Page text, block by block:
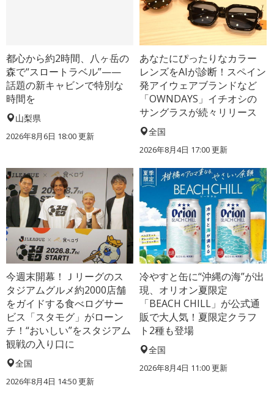
都心から約2時間、八ヶ岳の
森で“スロートラベル”——
話題の新キャビンで特別な
時間を
山梨県
2026年8月6日 18:00更新
あなたにぴったりなカラー
レンズをAIが診断！スペイン
発アイウェアブランドなど
「OWNDAYS」イチオシの
サングラスが続々リリース
全国
2026年8月4日 17:00更新
今週末開幕！Ｊリーグのス
タジアムグルメ約2000店舗
をガイドする食べログサー
ビス「スタモグ」がローン
チ！“おいしい”をスタジアム
観戦の入り口に
全国
2026年8月4日 14:50更新
冷やすと缶に“沖縄の海”が出
現、オリオン夏限定
「BEACH CHILL」が公式通
販で大人気！夏限定クラフ
ト2種も登場
全国
2026年8月4日 11:00更新